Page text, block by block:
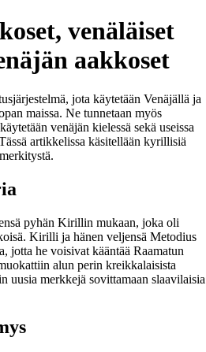
venäläiset
aakkoset
jota käytetään Venäjällä ja
maissa. Ne tunnetaan myös
venäjän kielessä sekä useissa
artikkelissa käsitellään kyrillisiä
pyhän Kirillin mukaan, joka oli
Kirilli ja hänen veljensä Metodius
jotta he voisivat kääntää Raamatun
alun perin kreikkalaisista
uusia merkkejä sovittamaan slaavilaisia